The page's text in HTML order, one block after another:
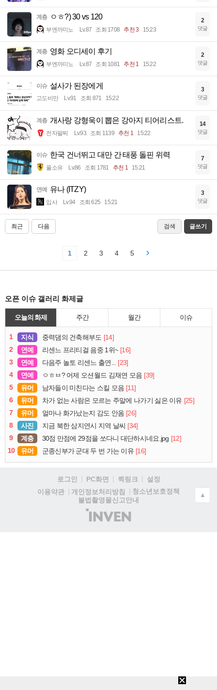
계층 ㅇㅎ?) 30 vs 120
부엔까미노 Lv.87 조회 1708 추천 3 15:23
2
댓글
계층 영화 오디세이 후기
부엔까미노 Lv.87 조회 1081 추천 1 15:22
2
댓글
이슈 설사가 된장에게
고도비만 Lv.91 조회 871 15:22
3
댓글
계층 개사랑 강형욱이 뽑은 강아지 티어리스트.
전자팔찌 Lv.93 조회 1139 추천 1 15:22
14
댓글
이슈 한국 건너뛰고 대만 간 태풍 돌핀 위력
풀소유 Lv.86 조회 1781 추천 1 15:21
7
댓글
연예 유나 (ITZY)
입사 Lv.94 조회 625 15:21
3
댓글
최근 다음 검색 글쓰기
1 2 3 4 5
오픈 이슈 갤러리 화제글
오늘의 화제 주간 월간 이슈
1 지식 중력댐의 건축해부도 [14]
2
연예 리센느 프리티걸 음중 1위~ [16]
3
연예 다음주 놀토 리센느 출연...
[23]
4
연예 ㅇㅎㅂ? 어제 오션월드 김채연 모음 [39]
5
유머 남자들이 미친다는 스킬 모음 [11]
6
유머 차가 없는 사람은 모르는 주말에 나가기 싫은 이유 [25]
7
유머 얼마나 화가났는지 감도 안옴 [26]
8
사진 지금 북한 삼지연시 지역 날씨 [34]
9
계층 30점 만점에 29점을 쏘다니 대단하시네요.jpg [12]
10
유머 군종신부가 군대 두 번 가는 이유 [16]
로그인 PC화면 퀵링크
설정
이용약관
개인정보처리방침
청소년보호정책
불법촬영물신고안내
(주)
인
▲